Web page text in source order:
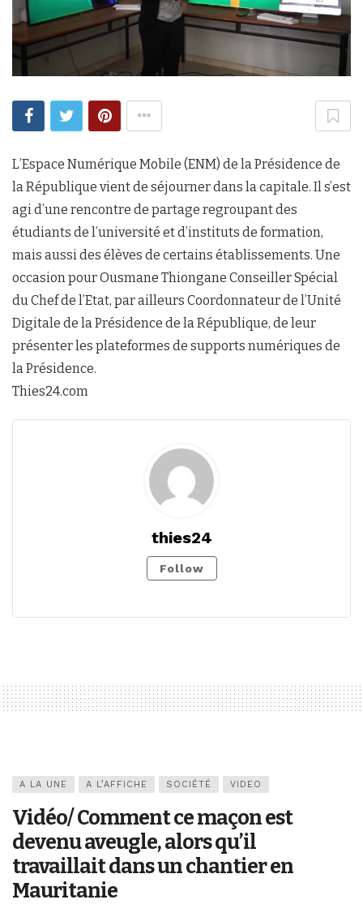
L’Espace Numérique Mobile (ENM) de la Présidence de
la République vient de séjourner dans la capitale. Il s’est
agi d’une rencontre de partage regroupant des
étudiants de l’université et d’instituts de formation,
mais aussi des élèves de certains établissements. Une
occasion pour Ousmane Thiongane Conseiller Spécial
du Chef de l’Etat, par ailleurs Coordonnateur de l’Unité
Digitale de la Présidence de la République, de leur
présenter les plateformes de supports numériques de
la Présidence.
Thies24.com
thies24
Follow
A LA UNE A L’AFFICHE SOCIÉTÉ VIDEO
Vidéo/ Comment ce maçon est
devenu aveugle, alors qu’il
travaillait dans un chantier en
Mauritanie